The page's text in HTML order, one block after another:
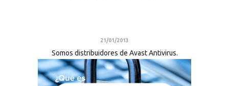
21/01/2013
Somos distribuidores de Avast Antivirus.